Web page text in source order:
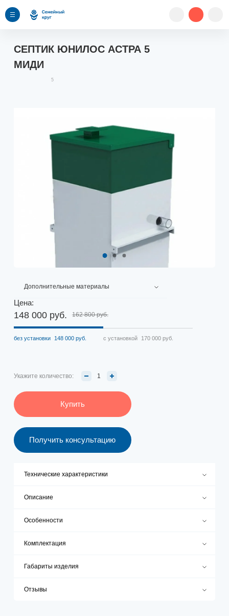
СЕПТИК ЮНИЛОС АСТРА 5
МИДИ
5
Цена:
148 000 руб. 162 800 руб.
без установки 148 000 руб. с установкой 170 000 руб.
Укажите количество:
Купить
Получить консультацию
Технические характеристики
Описание
Особенности
Комплектация
Габариты изделия
Отзывы
Дополнительные материалы